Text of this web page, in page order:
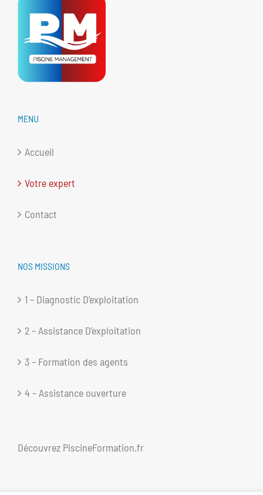
MENU
Accueil
Votre expert
Contact
NOS MISSIONS
1 – Diagnostic D’exploitation
2 – Assistance D’exploitation
3 – Formation des agents
4 – Assistance ouverture
Découvrez PiscineFormation.fr